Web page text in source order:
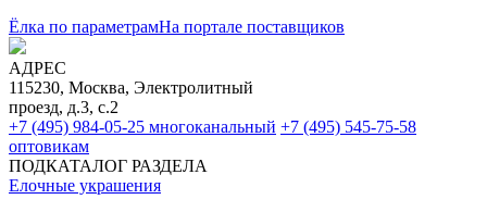
Ёлка по параметрамНа портале поставщиков
АДРЕС
115230, Москва, Электролитный
проезд, д.3, с.2
+7 (495) 984-05-25 многоканальный +7 (495) 545-75-58
оптовикам
ПОДКАТАЛОГ РАЗДЕЛА
Елочные украшения